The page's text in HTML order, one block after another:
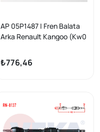
AP 05P1487 | Fren Balata
Arka Renault Kangoo (Kw0
₺776,46